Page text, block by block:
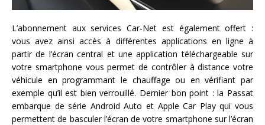
L’abonnement aux services Car-Net est également offert :
vous avez ainsi accès à différentes applications en ligne à
partir de l’écran central et une application téléchargeable sur
votre smartphone vous permet de contrôler à distance votre
véhicule en programmant le chauffage ou en vérifiant par
exemple qu’il est bien verrouillé. Dernier bon point : la Passat
embarque de série Android Auto et Apple Car Play qui vous
permettent de basculer l’écran de votre smartphone sur l’écran